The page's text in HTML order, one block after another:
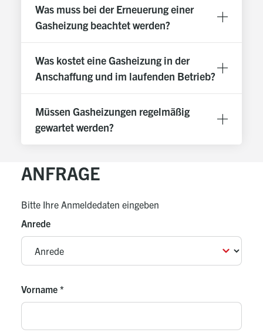
Was muss bei der Erneuerung einer
Gasheizung beachtet werden?
Was kostet eine Gasheizung in der
Anschaffung und im laufenden Betrieb?
Müssen Gasheizungen regelmäßig
gewartet werden?
ANFRAGE
Bitte Ihre Anmeldedaten eingeben
Anrede
Vorname *